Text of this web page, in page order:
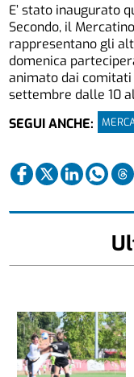
E’ stato inaugurato
Secondo, il
rappresentano gli
domenica
animato dai
settembre dalle 10
SEGUI ANCHE: